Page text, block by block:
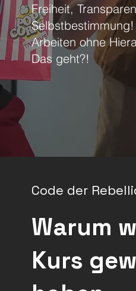
Freiheit,
Selbstbestimmung!
Arbeiten ohne
Das geht?!
Code der
Warum
Kurs